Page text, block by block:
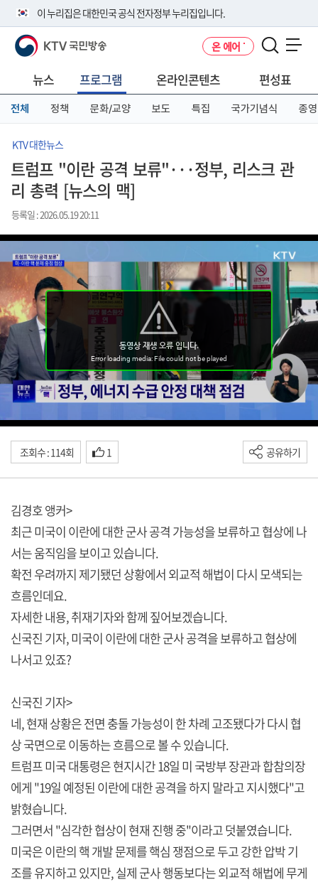
이 누리집은 대한민국 공식 전자정부 누리집입니다.
공식 누리집 주소 확인하기
니다.
이밖에 or.kr 또는 .kr등 다른 도메인 주소를 사용하고 있다면 아래 URL에
서 도메인 주소를 확인해 보세요
KTV 국민방송 온 에어
뉴스 프로그램 온라인콘텐츠 편성표
전체 정책 문화/교양 보도 특집 국가기념식 종영
KTV 대한뉴스
트럼프 "이란 공격 보류"···정부, 리스크 관
리 총력 [뉴스의 맥]
등록일 : 2026.05.19 20:11
조회수 : 114회 1 공유하기
김경호 앵커>
최근 미국이 이란에 대한 군사 공격 가능성을 보류하고 협상에 나
서는 움직임을 보이고 있습니다.
확전 우려까지 제기됐던 상황에서 외교적 해법이 다시 모색되는
흐름인데요.
자세한 내용, 취재기자와 함께 짚어보겠습니다.
신국진 기자, 미국이 이란에 대한 군사 공격을 보류하고 협상에
나서고 있죠?
신국진 기자>
네, 현재 상황은 전면 충돌 가능성이 한 차례 고조됐다가 다시 협
상 국면으로 이동하는 흐름으로 볼 수 있습니다.
트럼프 미국 대통령은 현지시간 18일 미 국방부 장관과 합참의장
에게 "19일 예정된 이란에 대한 공격을 하지 말라고 지시했다"고
밝혔습니다.
그러면서 "심각한 협상이 현재 진행 중"이라고 덧붙였습니다.
미국은 이란의 핵 개발 문제를 핵심 쟁점으로 두고 강한 압박 기
조를 유지하고 있지만, 실제 군사 행동보다는 외교적 해법에 무게